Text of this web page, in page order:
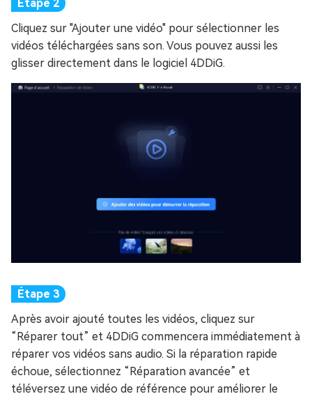
Cliquez sur "Ajouter une vidéo" pour sélectionner les
vidéos téléchargées sans son. Vous pouvez aussi les
glisser directement dans le logiciel 4DDiG.
Après avoir ajouté toutes les vidéos, cliquez sur
“Réparer tout” et 4DDiG commencera immédiatement à
réparer vos vidéos sans audio. Si la réparation rapide
échoue, sélectionnez “Réparation avancée” et
téléversez une vidéo de référence pour améliorer le